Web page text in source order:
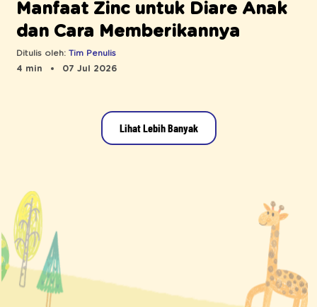
Manfaat Zinc untuk Diare Anak
dan Cara Memberikannya
Ditulis oleh: Tim Penulis
4 min
07 Jul 2026
Lihat Lebih Banyak